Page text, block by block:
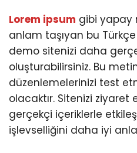
Lorem ipsum gibi yapay
anlam taşıyan bu
demo sitenizi daha
oluşturabilirsiniz. Bu
düzenlemelerinizi test
olacaktır. Sitenizi ziyaret
gerçekçi içeriklerle
işlevselliğini daha iyi